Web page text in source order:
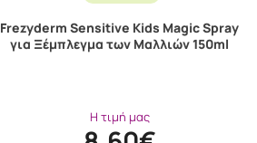
Frezyderm Sensitive Kids Magic Spray
για Ξέμπλεγμα των Μαλλιών 150ml
Η τιμή μας